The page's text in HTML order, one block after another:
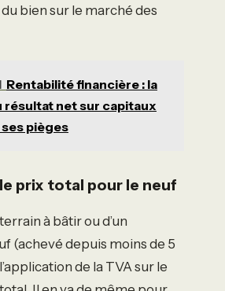
bien sur le marché des
Rentabilité financière : la
résultat net sur capitaux
pièges
prix total pour le neuf
à bâtir ou d’un
(achevé depuis moins de 5
de la TVA sur le